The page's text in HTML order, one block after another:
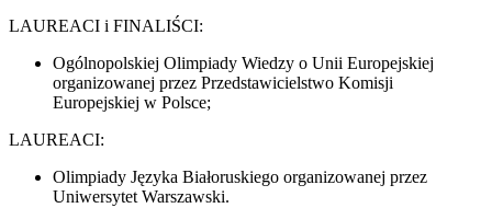
LAUREACI i FINALIŚCI:
Ogólnopolskiej Olimpiady Wiedzy o Unii Europejskiej
organizowanej przez Przedstawicielstwo Komisji
Europejskiej w Polsce;
LAUREACI:
Olimpiady Języka Białoruskiego organizowanej przez
Uniwersytet Warszawski.